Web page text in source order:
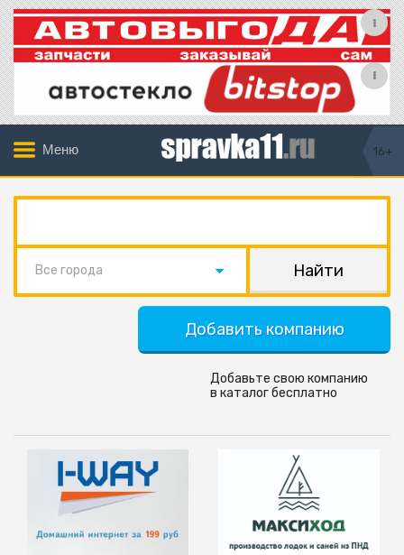
Меню 16+
Все города
Добавить компанию
Добавьте свою компанию
в каталог бесплатно